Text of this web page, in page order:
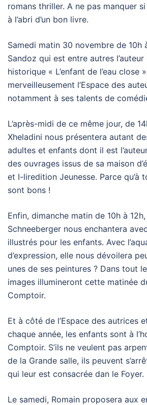
romans thriller. A ne pas manquer
à l’abri d’un bon livre.
Samedi matin 30 novembre de 10h
Sandoz qui est entre autres
historique « L’enfant de l’eau close
merveilleusement l’Espace des
notamment à ses talents de
L’après-midi de ce même jour, de
Xheladini nous présentera autant
adultes et enfants dont il est
des ouvrages issus de sa maison
et I-liredition Jeunesse. Parce qu’à
sont bons !
Enfin, dimanche matin de 10h à
Schneeberger nous enchantera
illustrés pour les enfants. Avec
d’expression, elle nous dévoilera
unes de ses peintures ? Dans tout
images illumineront cette matinée
Comptoir.
Et à côté de l’Espace des autrices
chaque année, les enfants sont à
Comptoir. S’ils ne veulent pas
de la Grande salle, ils peuvent
qui leur est consacrée dan le Foyer.
Le samedi, Romain proposera aux